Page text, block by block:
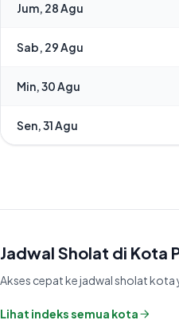
Jum, 28 Agu
Sab, 29 Agu
Min, 30 Agu
Sen, 31 Agu
Jadwal Sholat di Kota
Akses cepat ke jadwal sholat kota
Lihat indeks semua kota